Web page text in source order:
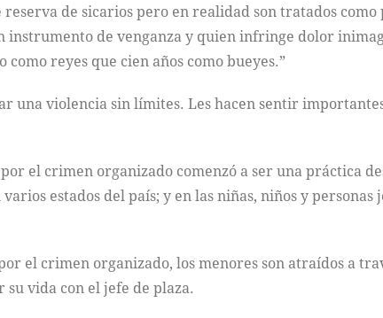
de sicarios pero en realidad son tratados como
de venganza y quien infringe dolor
reyes que cien años como bueyes.”
una violencia sin límites. Les hacen sentir
el crimen organizado comenzó a ser una práctica
estados del país; y en las niñas, niños y
el crimen organizado, los menores son atraídos a
vida con el jefe de plaza.